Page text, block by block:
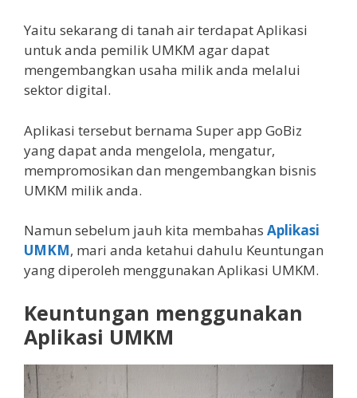
Yaitu sekarang di tanah air terdapat Aplikasi
untuk anda pemilik UMKM agar dapat
mengembangkan usaha milik anda melalui
sektor digital.
Aplikasi tersebut bernama Super app GoBiz
yang dapat anda mengelola, mengatur,
mempromosikan dan mengembangkan bisnis
UMKM milik anda.
Namun sebelum jauh kita membahas Aplikasi
UMKM, mari anda ketahui dahulu Keuntungan
yang diperoleh menggunakan Aplikasi UMKM.
Keuntungan menggunakan
Aplikasi UMKM